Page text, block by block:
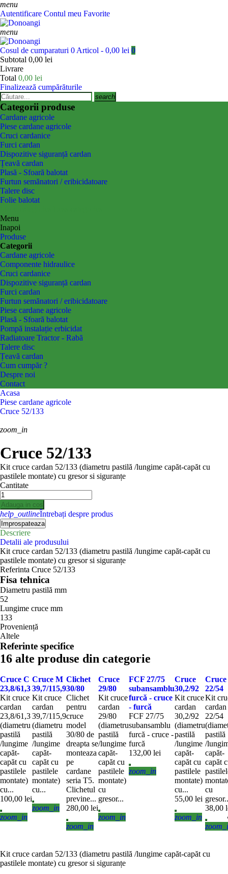
menu
Autentificare Contul meu Favorite
menu
Cosul de cumparaturi 0 Articol - 0,00 lei 0
Subtotal 0,00 lei
Livrare
Total 0,00 lei
Finalizează cumpărăturile
search
Categorii produse
Cardane agricole
Piese cardane agricole
Cruci cardanice
Furci cardan
Dispozitive siguranță cardan
Țeavă cardan
Plasă - Sfoară balotat
Furtun semănatori / eribicidatoare
Talere disc
Folie balotat
Menu
Inapoi
Produse
Categorii
Cardane agricole
Componente hidraulice
Cruci cardanice
Dispozitive siguranță cardan
Furci cardan
Furtun semănatori / eribicidatoare
Piese cardane agricole
Plasă - Sfoară balotat
Pompă instalație erbicidat
Radiatoare Tractor - Rabă
Talere disc
Țeavă cardan
Cum cumpăr ?
Despre noi
Contact
Acasa
Piese cardane agricole
Cruce 52/133
zoom_in
Cruce 52/133
Kit cruce cardan 52/133 (diametru pastilă /lungime capăt-capăt cu
pastilele montate) cu gresor si siguranțe
Cantitate
Adauga in cos
help_outlineÎntrebați despre produs
Descriere
Detalii ale produsului
Kit cruce cardan 52/133 (diametru pastilă /lungime capăt-capăt cu
pastilele montate) cu gresor si siguranțe
Referinta Cruce 52/133
Fisa tehnica
Diametru pastilă mm
52
Lungime cruce mm
133
Proveniență
Altele
Referinte specifice
16 alte produse din categorie
Cruce C
23,8/61,3
Kit cruce
cardan
23,8/61,3
(diametru
pastilă
/lungime
capăt-
capăt cu
pastilele
montate)
cu...
100,00 lei
zoom_in
Cruce M
39,7/115,9
Kit cruce
cardan
39,7/115,9
(diametru
pastilă
/lungime
capăt-
capăt cu
pastilele
montate)
cu...
zoom_in
Clichet
30/80
Clichet
pentru
cruce
model
30/80 de
dreapta se
monteaza
pe
cardane
seria T5.
Clichetul
previne...
280,00 lei
zoom_in
Cruce
29/80
Kit cruce
cardan
29/80
(diametru
pastilă
/lungime
capăt-
capăt cu
pastilele
montate)
cu
gresor...
zoom_in
FCF 27/75
subansamblu
furcă - cruce
- furcă
FCF 27/75
subansamblu
furcă - cruce -
furcă
132,00 lei
zoom_in
Cruce
30,2/92
Kit cruce
cardan
30,2/92
(diametru
pastilă
/lungime
capăt-
capăt cu
pastilele
montate)
cu...
55,00 lei
zoom_in
Cruce
22/54
Kit
cardan
22/54
pastilă
/
capăt-
capăt
cu
38,00
Kit cruce cardan 52/133 (diametru pastilă /lungime capăt-capăt cu
pastilele montate) cu gresor si siguranțe